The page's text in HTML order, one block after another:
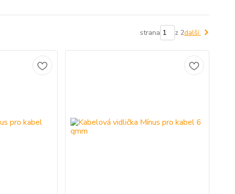
strana z 2další